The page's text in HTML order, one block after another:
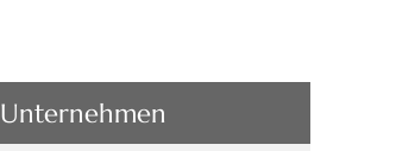
Unternehmen